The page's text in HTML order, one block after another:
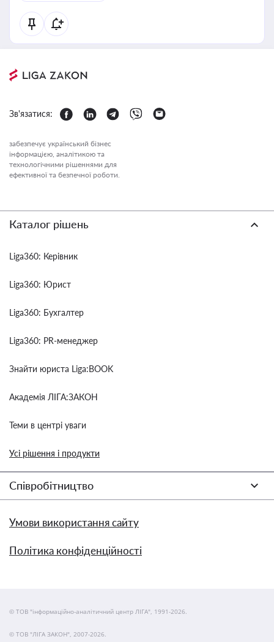
Зв'язатися:
забезпечує український бізнес
інформацією, аналітикою та
технологічними рішеннями для
ефективної та безпечної роботи.
Каталог рішень
Liga360: Керівник
Liga360: Юрист
Liga360: Бухгалтер
Liga360: PR-менеджер
Знайти юриста Liga:BOOK
Академія ЛІГА:ЗАКОН
Теми в центрі уваги
Усі рішення і продукти
Співробітництво
Умови використання сайту
Політика конфіденційності
© ТОВ "інформаційно-аналітичний центр ЛІГА", 1991-2026.
© ТОВ "ЛІГА ЗАКОН", 2007-2026.